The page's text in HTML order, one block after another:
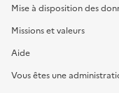
Mise à disposition des
Missions et valeurs
Aide
Vous êtes une